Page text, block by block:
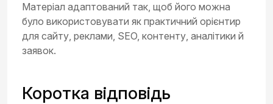
Матеріал адаптований так, щоб його можна
було використовувати як практичний орієнтир
для сайту, реклами, SEO, контенту, аналітики й
заявок.
Коротка відповідь